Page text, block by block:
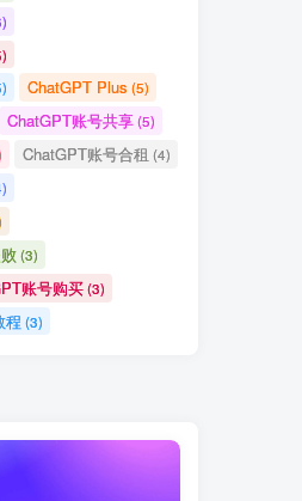
账号购买
_ChatGPT账号购
2.1W+人已阅读
ChatGPT Plus (5)
ChatGPT账号共享(5)
ChatGPT账号合租 (4)
(3)
账号购买(3)
程 (3)